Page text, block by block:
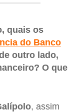
quais os
do Banco
outro lado,
O que
, assim